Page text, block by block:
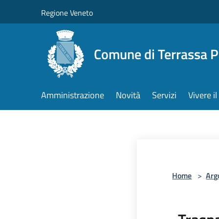
Regione Veneto
Comune di Terrassa
Amministrazione Novità Servizi Vivere
Home >